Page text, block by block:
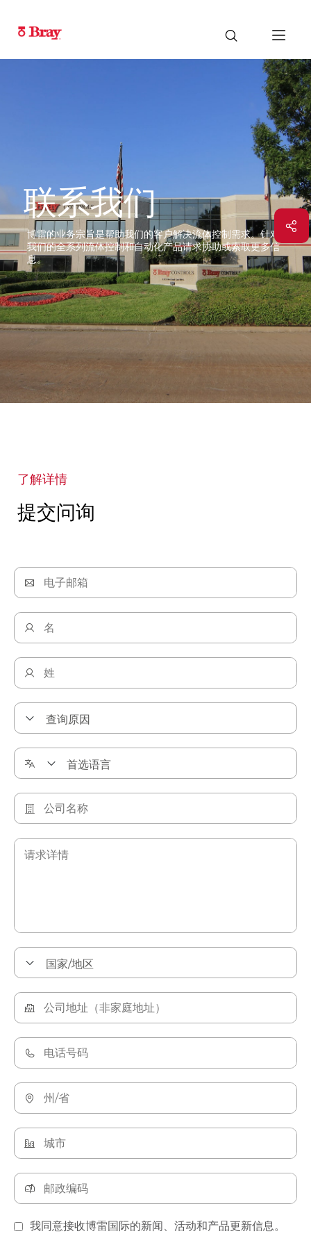
联系我们
博雷的业务宗旨是帮助我们的客户解决流体控制需求。针对
我们的全系列流体控制和自动化产品请求协助或索取更多信
息。
了解详情
提交问询
我同意接收博雷国际的新闻、活动和产品更新信息。